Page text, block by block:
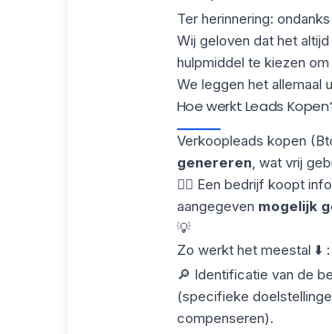
Ter herinnering:
Wij geloven dat het
hulpmiddel te kiezen
We leggen het allemaal
Hoe werkt Leads
Verkoopleads kopen
genereren, wat vrij
👉🏼 Een bedrijf koopt
aangegeven mogelijk
💡
Zo werkt het meestal ⬇️ :
🔎 Identificatie van de
(specifieke
compenseren).